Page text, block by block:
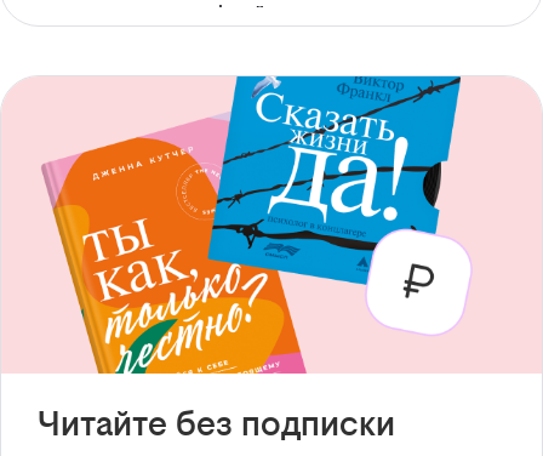
с доступом офлайн
Читайте без подписки